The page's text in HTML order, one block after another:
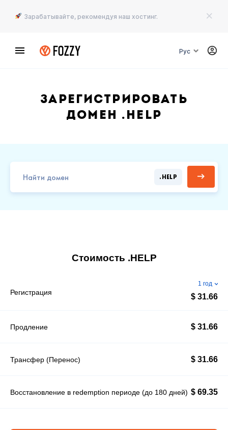
Зарабатывайте, рекомендуя наш хостинг.
Рус
Зарегистрировать
домен .HELP
.HELP
Стоимость .HELP
Регистрация
1 год
$ 31.66
Продление $ 31.66
Трансфер (Перенос) $ 31.66
Восстановление в redemption периоде (до 180 дней) $ 69.35